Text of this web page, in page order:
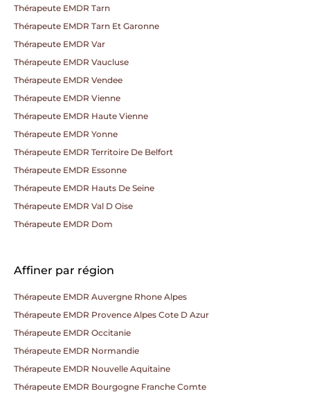
Thérapeute EMDR Tarn
Thérapeute EMDR Tarn Et Garonne
Thérapeute EMDR Var
Thérapeute EMDR Vaucluse
Thérapeute EMDR Vendee
Thérapeute EMDR Vienne
Thérapeute EMDR Haute Vienne
Thérapeute EMDR Yonne
Thérapeute EMDR Territoire De Belfort
Thérapeute EMDR Essonne
Thérapeute EMDR Hauts De Seine
Thérapeute EMDR Val D Oise
Thérapeute EMDR Dom
Affiner par région
Thérapeute EMDR Auvergne Rhone Alpes
Thérapeute EMDR Provence Alpes Cote D Azur
Thérapeute EMDR Occitanie
Thérapeute EMDR Normandie
Thérapeute EMDR Nouvelle Aquitaine
Thérapeute EMDR Bourgogne Franche Comte